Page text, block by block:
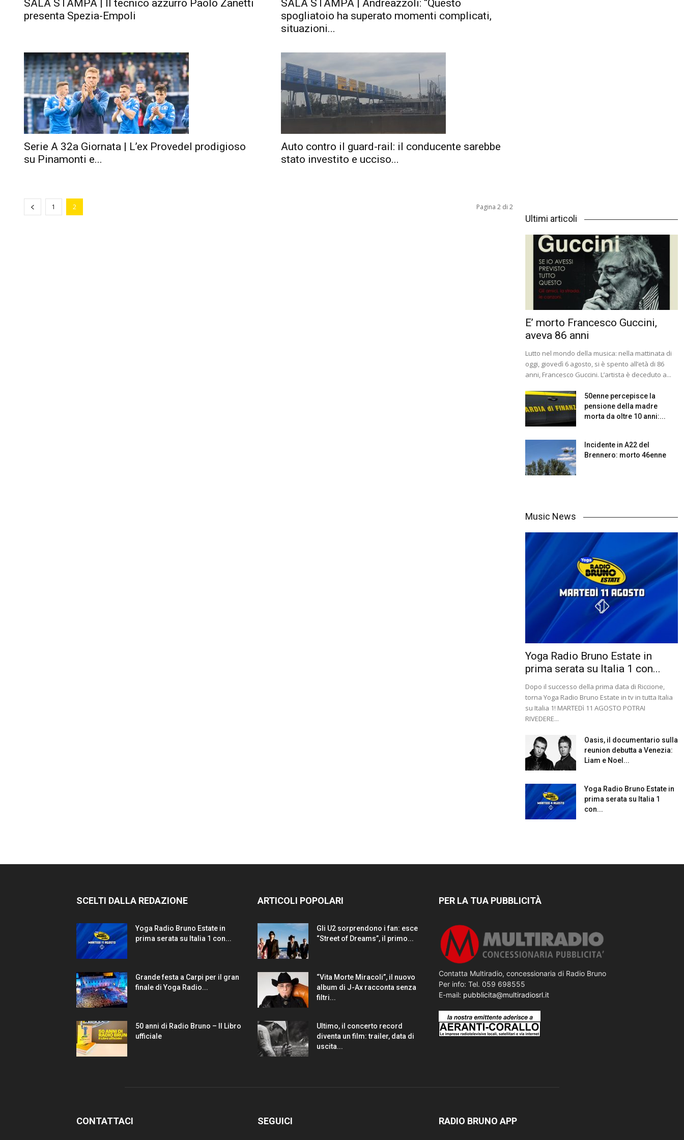
SALA STAMPA | Il tecnico azzurro Paolo Zanetti
presenta Spezia-Empoli
SALA STAMPA | Andreazzoli: “Questo
spogliatoio ha superato momenti complicati,
situazioni...
Serie A 32a Giornata | L’ex Provedel prodigioso
su Pinamonti e...
Auto contro il guard-rail: il conducente sarebbe
stato investito e ucciso...
1 2 Pagina 2 di 2
Ultimi articoli
E’ morto Francesco Guccini,
aveva 86 anni
Lutto nel mondo della musica: nella mattinata di
oggi, giovedì 6 agosto, si è spento all’età di 86
anni, Francesco Guccini. L’artista è deceduto a...
50enne percepisce la
pensione della madre
morta da oltre 10 anni:...
Incidente in A22 del
Brennero: morto 46enne
Music News
Yoga Radio Bruno Estate in
prima serata su Italia 1 con...
Dopo il successo della prima data di Riccione,
torna Yoga Radio Bruno Estate in tv in tutta Italia
su Italia 1! MARTEDì 11 AGOSTO POTRAI
RIVEDERE...
Oasis, il documentario sulla
reunion debutta a Venezia:
Liam e Noel...
Yoga Radio Bruno Estate in
prima serata su Italia 1
con...
SCELTI DALLA REDAZIONE
Yoga Radio Bruno Estate in
prima serata su Italia 1 con...
Grande festa a Carpi per il gran
finale di Yoga Radio...
50 anni di Radio Bruno – Il Libro
ufficiale
ARTICOLI POPOLARI
Gli U2 sorprendono i fan: esce
“Street of Dreams”, il primo...
“Vita Morte Miracoli”, il nuovo
album di J-Ax racconta senza
filtri...
Ultimo, il concerto record
diventa un film: trailer, data di
uscita...
PER LA TUA PUBBLICITÀ
Contatta Multiradio, concessionaria di Radio Bruno
Per info: Tel. 059 698555
E-mail: pubblicita@multiradiosrl.it
CONTATTACI SEGUICI RADIO BRUNO APP